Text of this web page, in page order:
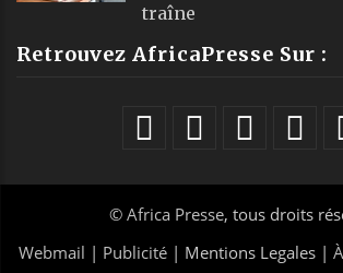
traîne
Retrouvez AfricaPresse Sur :
© Africa Presse, tous droits
Webmail | Publicité | Mentions Legales |